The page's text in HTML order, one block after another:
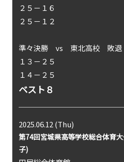
２５－１６
２５－１２
準々決勝 vs 東北高校 敗退
１３－２５
１４－２５
ベスト８
2025.06.12 (Thu)
第74回宮城県高等学校総合体育
子)